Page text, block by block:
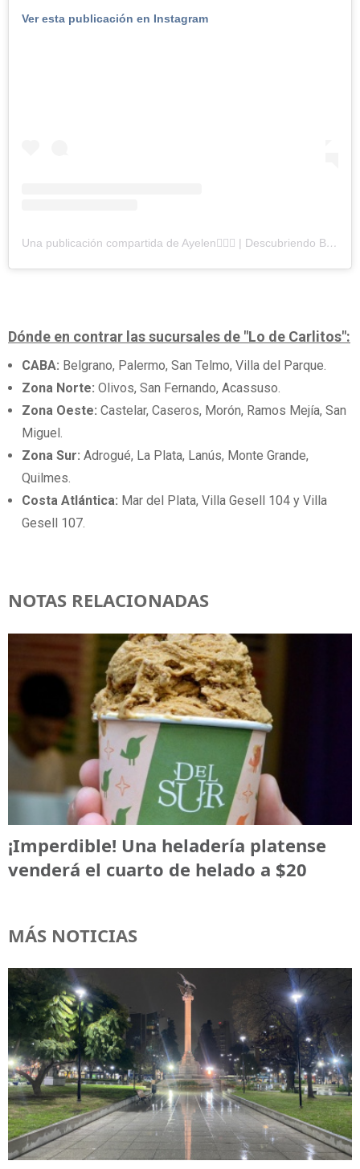
Ver esta publicación en Instagram
Una publicación compartida de Ayelen🙋🏼‍♀️ | Descubriendo BsAs 🇦🇷 (@cuandoenfoco)
Dónde en contrar las sucursales de "Lo de Carlitos":
CABA: Belgrano, Palermo, San Telmo, Villa del Parque.
Zona Norte: Olivos, San Fernando, Acassuso.
Zona Oeste: Castelar, Caseros, Morón, Ramos Mejía, San
Miguel.
Zona Sur: Adrogué, La Plata, Lanús, Monte Grande,
Quilmes.
Costa Atlántica: Mar del Plata, Villa Gesell 104 y Villa
Gesell 107.
NOTAS RELACIONADAS
¡Imperdible! Una heladería platense
venderá el cuarto de helado a $20
MÁS NOTICIAS